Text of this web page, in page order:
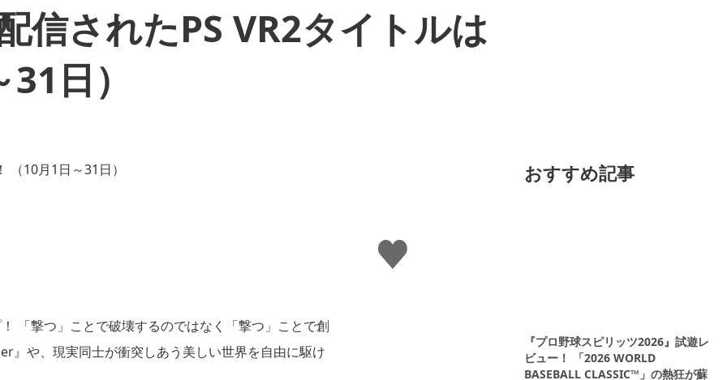
信されたPS VR2タイトルは
日）
い
い
ね
「撃つ」ことで破壊するのではなく「撃つ」ことで創
や、現実同士が衝突しあう美しい世界を自由に駆け
おすすめ記事
『プロ野球スピリッツ2026』試遊レ
ビュー！ 「2026 WORLD
BASEBALL CLASSIC™」の熱狂が蘇